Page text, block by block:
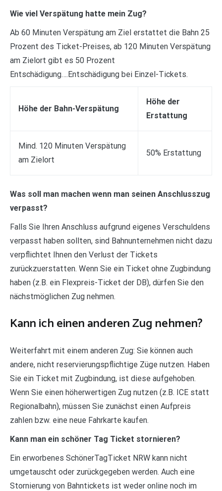
Wie viel Verspätung hatte mein Zug?
Ab 60 Minuten Verspätung am Ziel erstattet die Bahn 25
Prozent des Ticket-Preises, ab 120 Minuten Verspätung
am Zielort gibt es 50 Prozent
Entschädigung….Entschädigung bei Einzel-Tickets.
Höhe der Bahn-Verspätung
Höhe der
Erstattung
Mind. 120 Minuten Verspätung
am Zielort
50% Erstattung
Was soll man machen wenn man seinen Anschlusszug
verpasst?
Falls Sie Ihren Anschluss aufgrund eigenes Verschuldens
verpasst haben sollten, sind Bahnunternehmen nicht dazu
verpflichtet Ihnen den Verlust der Tickets
zurückzuerstatten. Wenn Sie ein Ticket ohne Zugbindung
haben (z.B. ein Flexpreis-Ticket der DB), dürfen Sie den
nächstmöglichen Zug nehmen.
Kann ich einen anderen Zug nehmen?
Weiterfahrt mit einem anderen Zug: Sie können auch
andere, nicht reservierungspflichtige Züge nutzen. Haben
Sie ein Ticket mit Zugbindung, ist diese aufgehoben.
Wenn Sie einen höherwertigen Zug nutzen (z.B. ICE statt
Regionalbahn), müssen Sie zunächst einen Aufpreis
zahlen bzw. eine neue Fahrkarte kaufen.
Kann man ein schöner Tag Ticket stornieren?
Ein erworbenes SchönerTagTicket NRW kann nicht
umgetauscht oder zurückgegeben werden. Auch eine
Stornierung von Bahntickets ist weder online noch im